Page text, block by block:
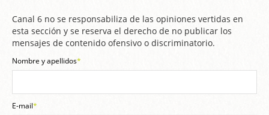
Canal 6 no se responsabiliza de las opiniones vertidas en
esta sección y se reserva el derecho de no publicar los
mensajes de contenido ofensivo o discriminatorio.
Nombre y apellidos*
E-mail*